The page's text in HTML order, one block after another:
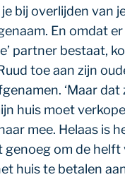
bij overlijden van
En omdat
partner bestaat,
toe aan zijn
‘Maar dat
huis moet
mee. Helaas is
genoeg om de helft
huis te betalen